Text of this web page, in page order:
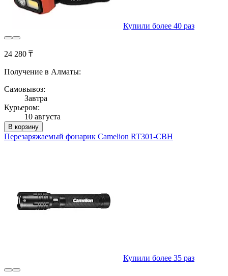
Купили более 40 раз
24 280 ₸
Получение в Алматы:
Самовывоз:
Завтра
Курьером:
10 августа
В корзину
Перезаряжаемый фонарик Camelion RT301-CBH
Купили более 35 раз